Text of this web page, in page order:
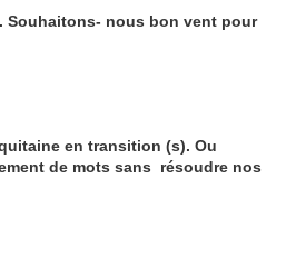
Souhaitons- nous bon vent pour
en transition (s). Ou
de mots sans résoudre nos